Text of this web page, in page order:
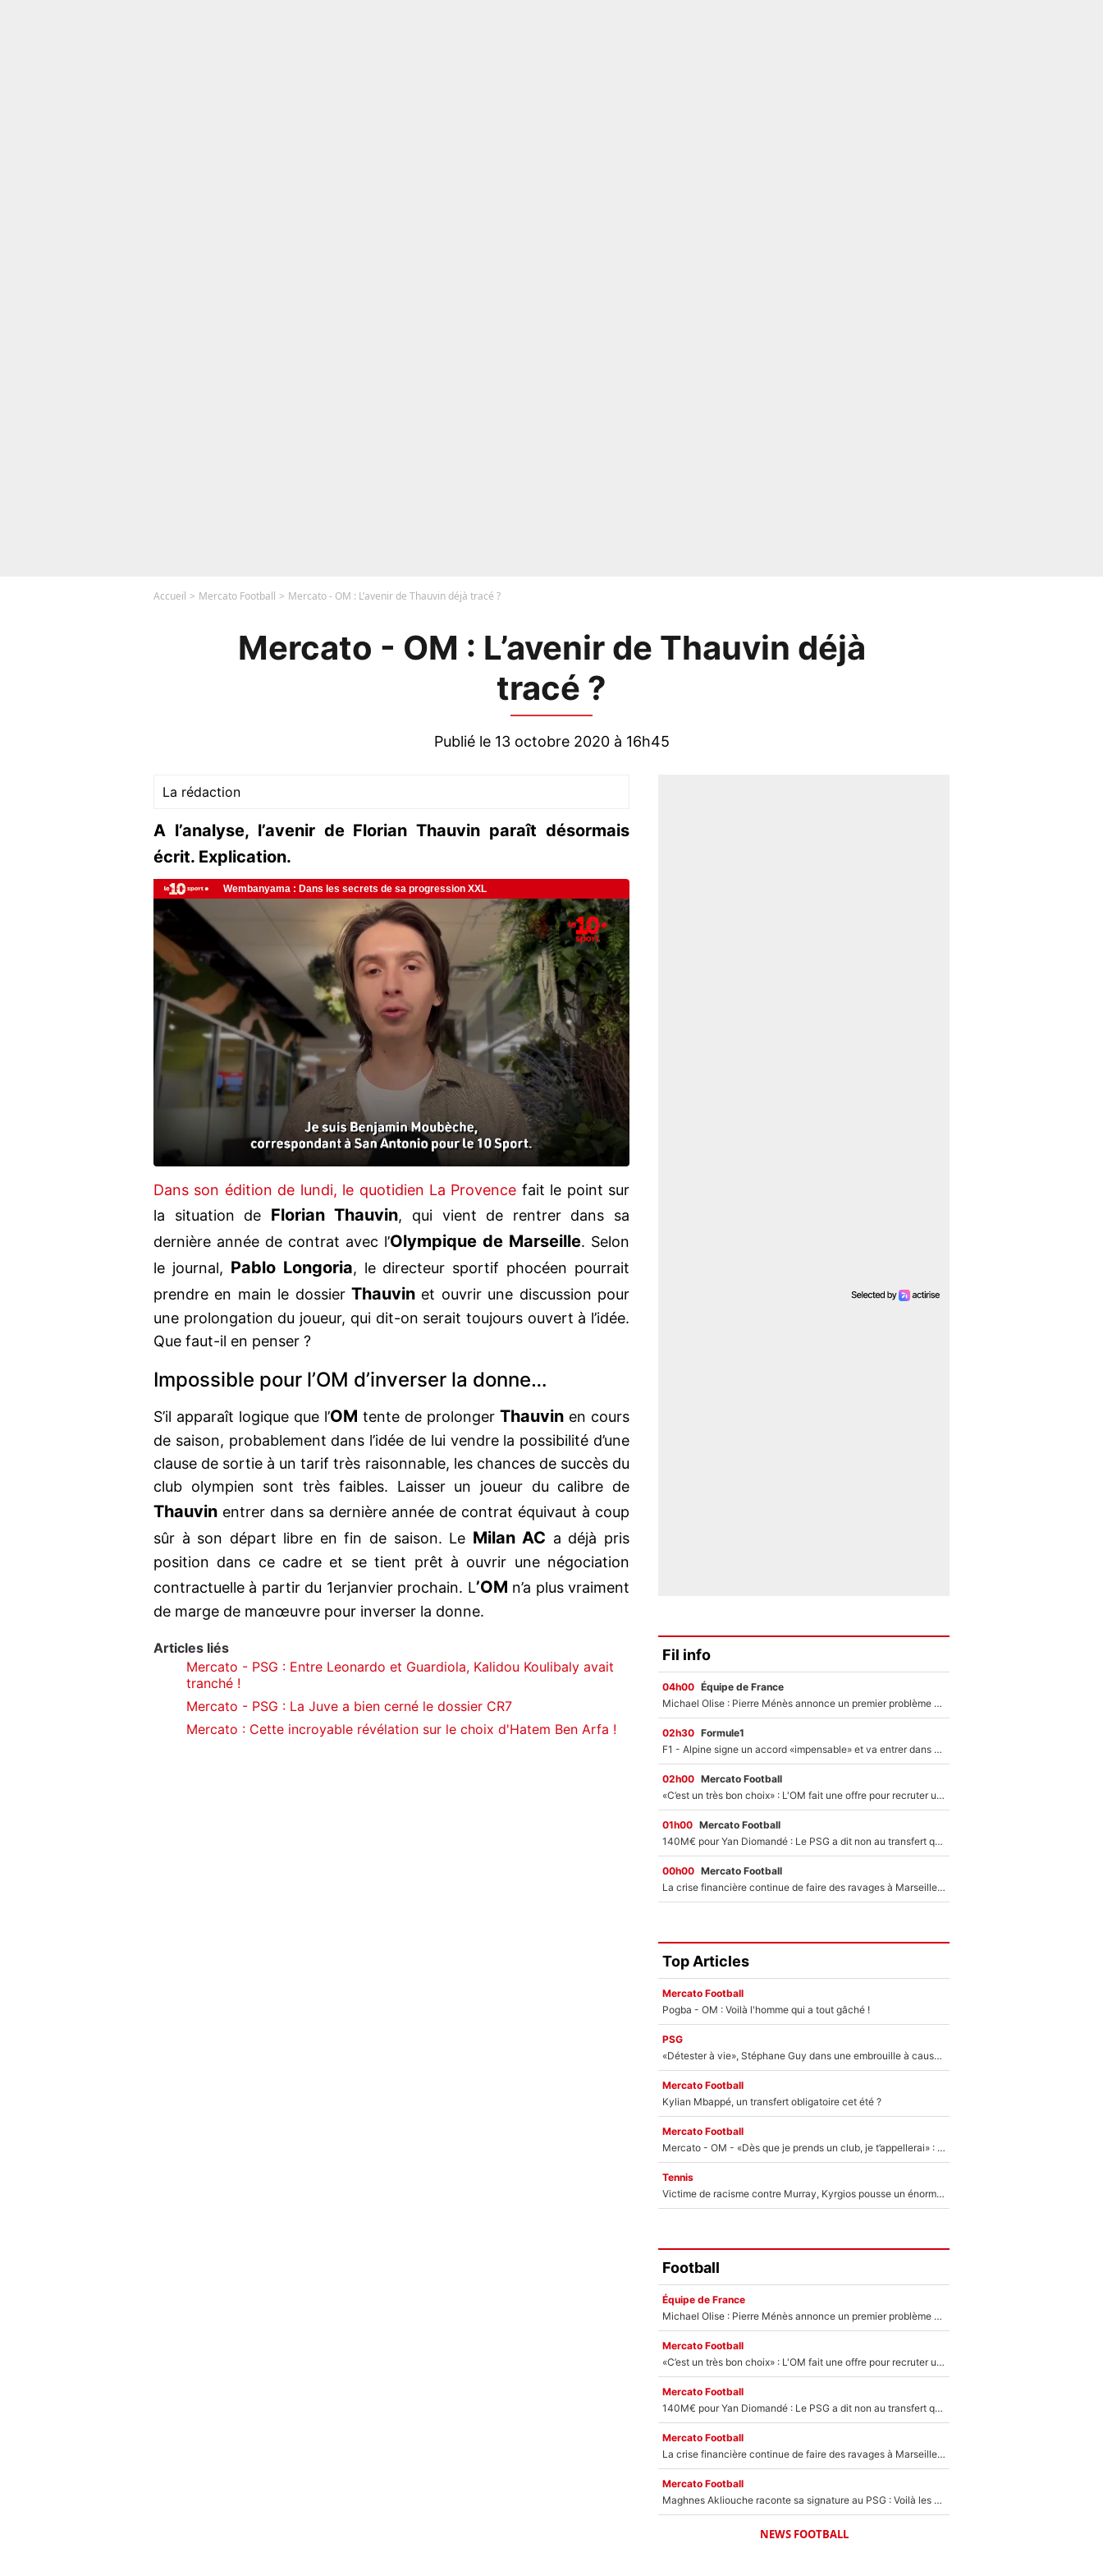
Accueil Mercato Football Mercato - OM : L’avenir de Thauvin déjà tracé ?
Mercato - OM : L’avenir de Thauvin déjà
tracé ?
Publié le 13 octobre 2020 à 16h45
La rédaction
A l’analyse, l’avenir de Florian Thauvin paraît désormais
écrit. Explication.
Dans son édition de lundi, le quotidien La Provence fait le point sur
la situation de Florian Thauvin, qui vient de rentrer dans sa
dernière année de contrat avec l’Olympique de Marseille. Selon
le journal, Pablo Longoria, le directeur sportif phocéen pourrait
prendre en main le dossier Thauvin et ouvrir une discussion pour
une prolongation du joueur, qui dit-on serait toujours ouvert à l’idée.
Que faut-il en penser ?
Impossible pour l’OM d’inverser la donne…
S’il apparaît logique que l’OM tente de prolonger Thauvin en cours
de saison, probablement dans l’idée de lui vendre la possibilité d’une
clause de sortie à un tarif très raisonnable, les chances de succès du
club olympien sont très faibles. Laisser un joueur du calibre de
Thauvin entrer dans sa dernière année de contrat équivaut à coup
sûr à son départ libre en fin de saison. Le Milan AC a déjà pris
position dans ce cadre et se tient prêt à ouvrir une négociation
contractuelle à partir du 1erjanvier prochain. L’OM n’a plus vraiment
de marge de manœuvre pour inverser la donne.
Articles liés
Mercato - PSG : Entre Leonardo et Guardiola, Kalidou Koulibaly avait
tranché !
Mercato - PSG : La Juve a bien cerné le dossier CR7
Mercato : Cette incroyable révélation sur le choix d'Hatem Ben Arfa !
Fil info
04h00 Équipe de France
Michael Olise : Pierre Ménès annonce un premier problème pour Zinedine Zidane en équipe de France
02h30 Formule1
F1 - Alpine signe un accord «impensable» et va entrer dans une nouvelle dimension : Grande nouvelle pour Pierre Gasly !
02h00 Mercato Football
«C’est un très bon choix» : L'OM fait une offre pour recruter un ancien joueur du PSG... et c'est validé dans l'After Foot !
01h00 Mercato Football
140M€ pour Yan Diomandé : Le PSG a dit non au transfert qui bat tous les records sur le mercato
00h00 Mercato Football
La crise financière continue de faire des ravages à Marseille : L’OM a placé 12 joueurs sur le marché des transferts… et ça pourrait lui rapporter près de 100M€ !
Top Articles
Mercato Football
Pogba - OM : Voilà l'homme qui a tout gâché !
PSG
«Détester à vie», Stéphane Guy dans une embrouille à cause du PSG !
Mercato Football
Kylian Mbappé, un transfert obligatoire cet été ?
Mercato Football
Mercato - OM - «Dès que je prends un club, je t’appellerai» : La promesse de Marcelino au moment de claquer la porte
Tennis
Victime de racisme contre Murray, Kyrgios pousse un énorme coup de gueule !
Football
Équipe de France
Michael Olise : Pierre Ménès annonce un premier problème pour Zinedine Zidane en équipe de France
Mercato Football
«C’est un très bon choix» : L'OM fait une offre pour recruter un ancien joueur du PSG... et c'est validé dans l'After Foot !
Mercato Football
140M€ pour Yan Diomandé : Le PSG a dit non au transfert qui bat tous les records sur le mercato
Mercato Football
La crise financière continue de faire des ravages à Marseille : L’OM a placé 12 joueurs sur le marché des transferts… et ça pourrait lui rapporter près de 100M€ !
Mercato Football
Maghnes Akliouche raconte sa signature au PSG : Voilà les coulisses de son transfert de rêve à 50M€
NEWS FOOTBALL